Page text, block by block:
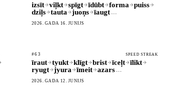
izsīt viļkt spīgt īdūbt forma
puiss
dziļs
tauta juoņs īaugt …
2026. GADA 16. JŪNIJS
#63 SPEED STREAK
īraut tyukt klīgt brist īceļt
īlikt
ryugt
jyura īmeit azars …
2026. GADA 12. JŪNIJS